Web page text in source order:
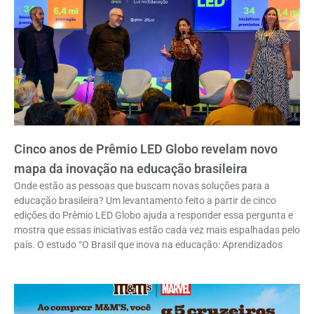
Cinco anos de Prêmio LED Globo revelam novo
mapa da inovação na educação brasileira
Onde estão as pessoas que buscam novas soluções para a
educação brasileira? Um levantamento feito a partir de cinco
edições do Prêmio LED Globo ajuda a responder essa pergunta e
mostra que essas iniciativas estão cada vez mais espalhadas pelo
país. O estudo “O Brasil que inova na educação: Aprendizados